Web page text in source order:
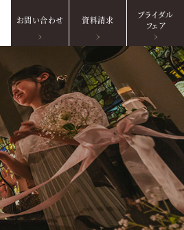
お問い合わせ 資料請求
ブライダル
フェア